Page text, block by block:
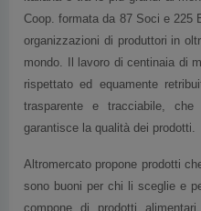
Coop. formata da 87 Soci e 225
organizzazioni di produttori in
mondo. Il lavoro di centinaia di
rispettato ed equamente
trasparente e tracciabile,
garantisce la qualità dei prodotti.
Altromercato propone prodotti
sono buoni per chi li sceglie e
compone di prodotti